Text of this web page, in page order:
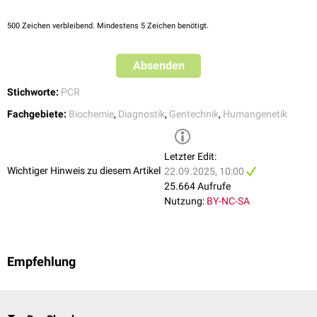
500 Zeichen verbleibend. Mindestens 5 Zeichen benötigt.
Absenden
Stichworte: PCR
Fachgebiete: Biochemie, Diagnostik, Gentechnik, Humangenetik
Wichtiger Hinweis zu diesem Artikel
Letzter Edit:
22.09.2025, 10:00
25.664 Aufrufe
Nutzung: BY-NC-SA
Empfehlung